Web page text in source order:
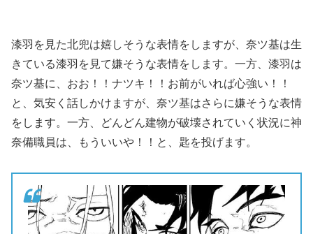
漆羽を見た北兜は嬉しそうな表情をしますが、奈ツ基は生
きている漆羽を見て嫌そうな表情をします。一方、漆羽は
奈ツ基に、おお！！ナツキ！！お前がいれば心強い！！
と、気安く話しかけますが、奈ツ基はさらに嫌そうな表情
をします。一方、どんどん建物が破壊されていく状況に神
奈備職員は、もういいや！！と、匙を投げます。